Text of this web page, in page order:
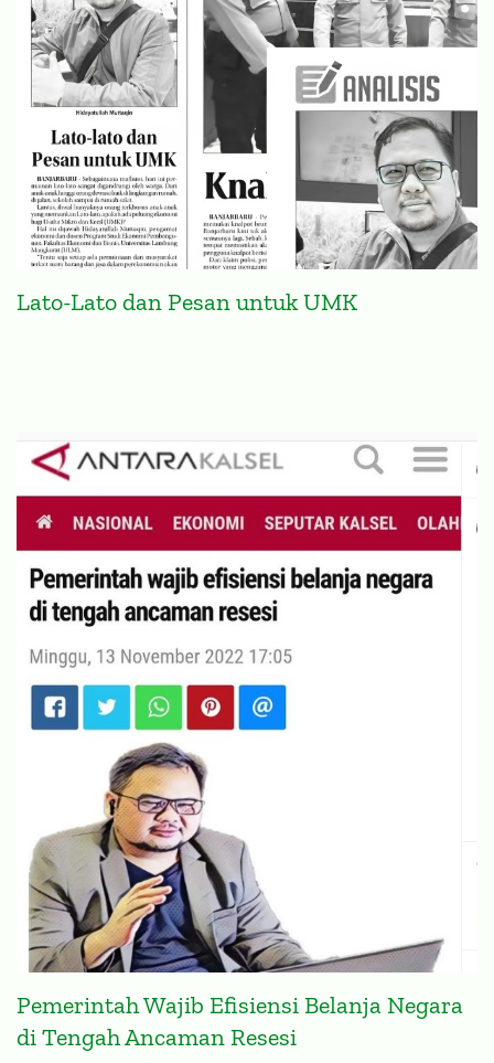
Lato-Lato dan Pesan untuk UMK
Pemerintah Wajib Efisiensi Belanja Negara
di Tengah Ancaman Resesi